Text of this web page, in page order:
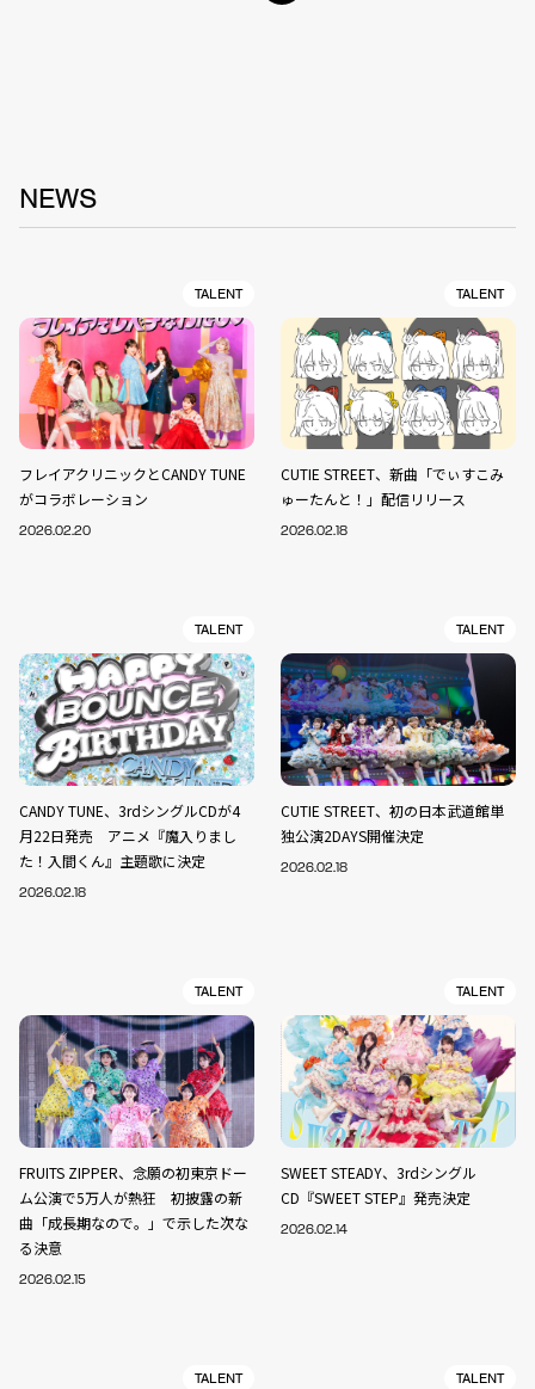
NEWS
TALENT
フレイアクリニックとCANDY TUNE
がコラボレーション
2026.02.20
TALENT
CUTIE STREET、新曲「でぃすこみ
ゅーたんと！」配信リリース
2026.02.18
TALENT
CANDY TUNE、3rdシングルCDが4
月22日発売 アニメ『魔入りまし
た！入間くん』主題歌に決定
2026.02.18
TALENT
CUTIE STREET、初の日本武道館単
独公演2DAYS開催決定
2026.02.18
TALENT
FRUITS ZIPPER、念願の初東京ドー
ム公演で5万人が熱狂 初披露の新
曲「成長期なので。」で示した次な
る決意
2026.02.15
TALENT
SWEET STEADY、3rdシングル
CD『SWEET STEP』発売決定
2026.02.14
TALENT TALENT